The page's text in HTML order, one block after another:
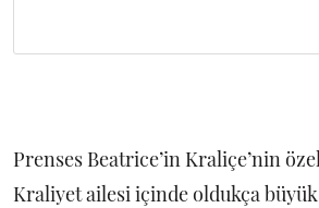
Prenses Beatrice’in Kraliçe’nin
Kraliyet ailesi içinde oldukça